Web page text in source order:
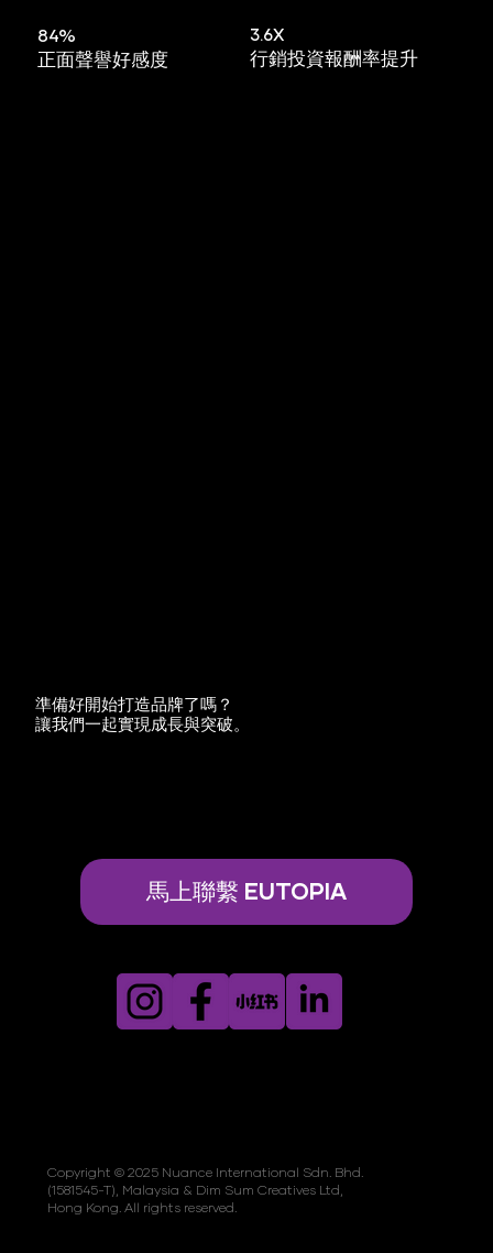
84%
正面聲譽好感度
3.6X
行銷投資報酬率提升
準備好開始打造品牌了嗎？
讓我們一起實現成長與突破。
馬上聯繫 EUTOPIA
Copyright © 2025 Nuance International Sdn. Bhd.
(1581545-T), Malaysia & Dim Sum Creatives Ltd,
Hong Kong. All rights reserved.